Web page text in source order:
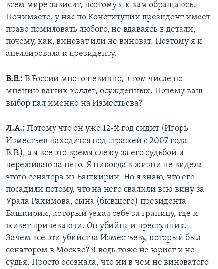
всем мире зависит, поэтому я к вам обращаюсь.
Понимаете, у нас по Конституции президент имеет
право помиловать любого, не вдаваясь в детали,
почему, как, виноват или не виноват. Поэтому я и
апеллировала к президенту.
В.В.: В России много невинно, в том числе по
мнению ваших коллег, осужденных. Почему ваш
выбор пал именно на Изместьева?
Л.А.: Потому что он уже 12-й год сидит (Игорь
Изместьев находится под стражей с 2007 года –
В.В.), а я все это время слежу за его судьбой и
переживаю за него. Я никогда в жизни не видела
этого сенатора из Башкирии. Но я знаю, что его
посадили потому, что на него свалили всю вину за
Урала Рахимова, сына (бывшего) президента
Башкирии, который уехал себе за границу, где и
живет припеваючи. Он убийца и преступник.
Зачем все эти убийства Изместьеву, который был
сенатором в Москве? Я ведь тоже не юрист и не
судья. Просто осознала, что ни в чем не виноватого